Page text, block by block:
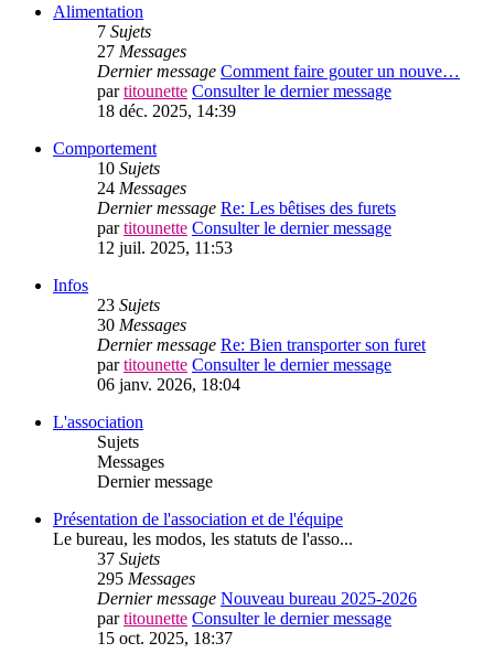
Alimentation
7 Sujets
27 Messages
Dernier message Comment faire gouter un nouve…
partitounette Consulter le dernier message
18 déc. 2025, 14:39
Comportement
10 Sujets
24 Messages
Dernier message Re: Les bêtises des furets
partitounette Consulter le dernier message
12 juil. 2025, 11:53
Infos
23 Sujets
30 Messages
Dernier message Re: Bien transporter son furet
partitounette Consulter le dernier message
06 janv. 2026, 18:04
L'association
Sujets
Messages
Dernier message
Présentation de l'association et de l'équipe
Le bureau, les modos, les statuts de l'asso...
37 Sujets
295 Messages
Dernier message Nouveau bureau 2025-2026
partitounette Consulter le dernier message
15 oct. 2025, 18:37